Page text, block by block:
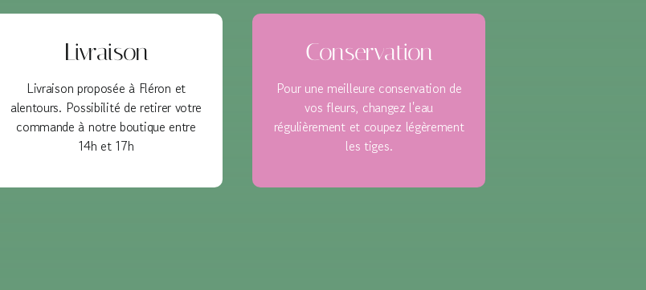
Livraison
Livraison proposée à Fléron et
alentours. Possibilité de retirer votre
commande à notre boutique entre
14h et 17h
Conservation
Pour une meilleure conservation de
vos fleurs, changez l'eau
régulièrement et coupez légèrement
les tiges.